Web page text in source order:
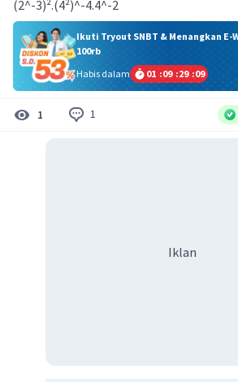
(2^-3)².(4²)^-4.4^-2
Ikuti Tryout SNBT & Menangkan E-
100rb
Habis dalam
01 :09 :29 :09
1 1
Iklan